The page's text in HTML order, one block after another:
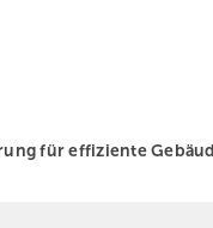
für effiziente